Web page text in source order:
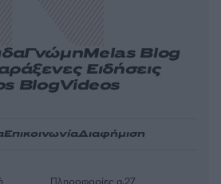
ΓνώμηMelas Blog
Ειδήσεις
BlogVideos
ΕπικοινωνίαΔιαφήμιση